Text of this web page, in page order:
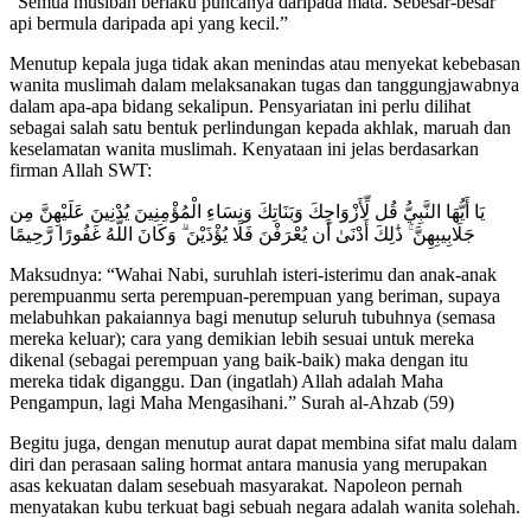
api bermula daripada api yang kecil.”
Menutup kepala juga tidak akan menindas atau menyekat kebebasan
wanita muslimah dalam melaksanakan tugas dan tanggungjawabnya
dalam apa-apa bidang sekalipun. Pensyariatan ini perlu dilihat
sebagai salah satu bentuk perlindungan kepada akhlak, maruah dan
keselamatan wanita muslimah. Kenyataan ini jelas berdasarkan
firman Allah SWT:
يَا أَيُّهَا النَّبِيُّ قُل لِّأَزْوَاجِكَ وَبَنَاتِكَ وَنِسَاءِ الْمُؤْمِنِينَ يُدْنِينَ عَلَيْهِنَّ مِن
Maksudnya: “Wahai Nabi, suruhlah isteri-isterimu dan anak-anak
perempuanmu serta perempuan-perempuan yang beriman, supaya
melabuhkan pakaiannya bagi menutup seluruh tubuhnya (semasa
mereka keluar); cara yang demikian lebih sesuai untuk mereka
dikenal (sebagai perempuan yang baik-baik) maka dengan itu
mereka tidak diganggu. Dan (ingatlah) Allah adalah Maha
Pengampun, lagi Maha Mengasihani.” Surah al-Ahzab (59)
Begitu juga, dengan menutup aurat dapat membina sifat malu dalam
diri dan perasaan saling hormat antara manusia yang merupakan
asas kekuatan dalam sesebuah masyarakat. Napoleon pernah
menyatakan kubu terkuat bagi sebuah negara adalah wanita solehah.